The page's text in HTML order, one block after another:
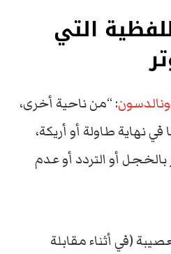
التي
: “من ناحية أخرى،
طاولة أو أريكة،
أو التردد أو عدم
(في أثناء مقابلة